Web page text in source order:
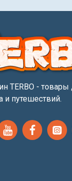
TERBO - товары
и путешествий.